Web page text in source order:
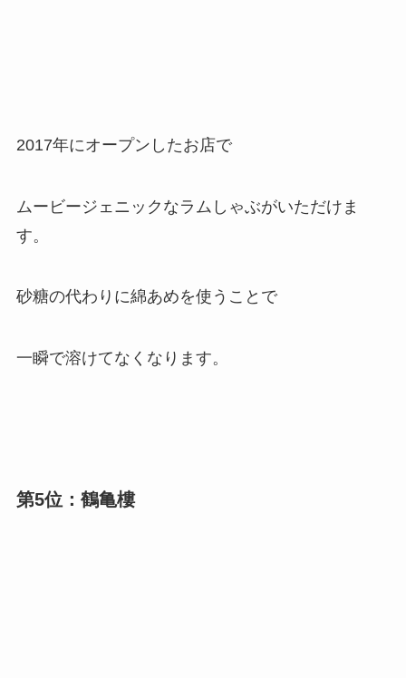
2017年にオープンしたお店で
ムービージェニックなラムしゃぶがいただけま
す。
砂糖の代わりに綿あめを使うことで
一瞬で溶けてなくなります。
第5位：鶴亀樓